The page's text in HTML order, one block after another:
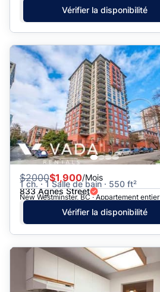
Vérifier la disponibilité
$2000$1,900/Mois
1 ch. · 1 Salle de bain · 550 ft²
833 Agnes Street
New Westminster, BC · Appartement entier
Vérifier la disponibilité